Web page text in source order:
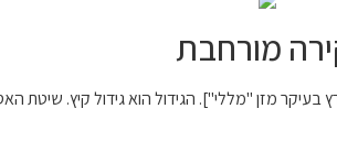
מורחבת
בעיקר מזן "מללי"]. הגידול הוא גידול קיץ.